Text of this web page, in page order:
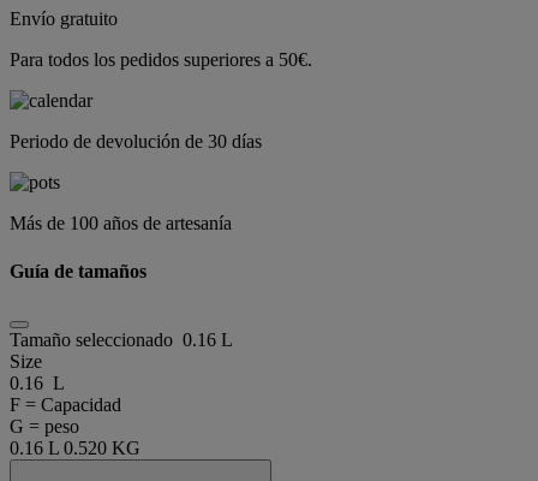
Envío gratuito
Para todos los pedidos superiores a 50€.
Periodo de devolución de 30 días
Más de 100 años de artesanía
Guía de tamaños
Tamaño seleccionado 0.16 L
Size
0.16 L
F = Capacidad
G = peso
0.16 L 0.520 KG